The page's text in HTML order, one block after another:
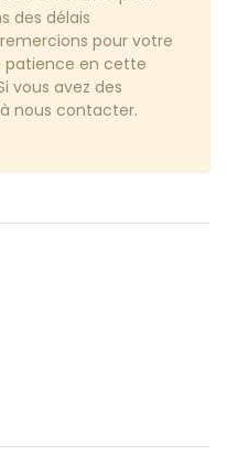
des délais
pour votre
patience en cette
vous avez des
nous contacter.